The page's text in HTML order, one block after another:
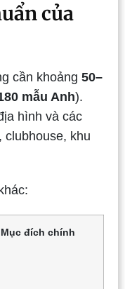
của
cần khoảng 50–
mẫu Anh).
hình và các
clubhouse, khu
Mục đích chính